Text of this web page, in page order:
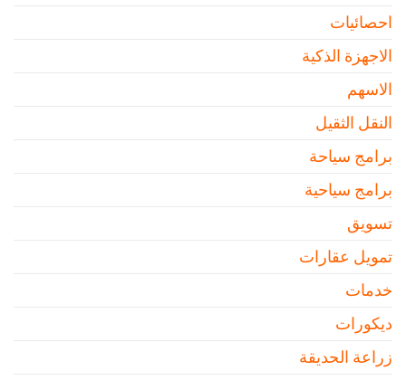
احصائيات
الاجهزة الذكية
الاسهم
النقل الثقيل
برامج سياحة
برامج سياحية
تسويق
تمويل عقارات
خدمات
ديكورات
زراعة الحديقة